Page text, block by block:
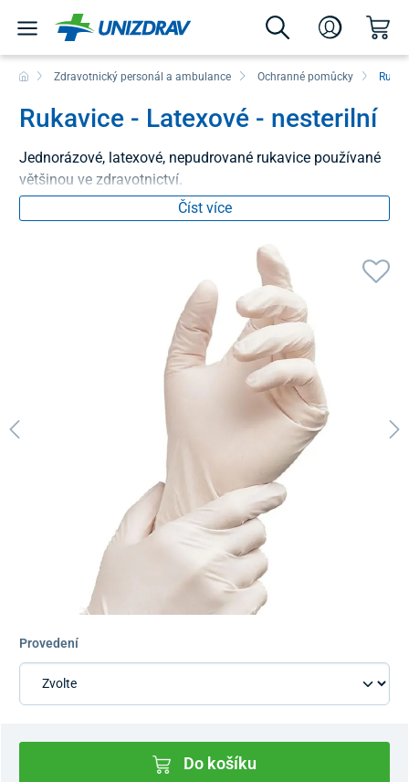
Zdravotnický personál a ambulance Ochranné pomůcky
Rukavice - Latexové - nesterilní
Jednorázové, latexové, nepudrované rukavice používané
většinou ve zdravotnictví.
Číst více
Provedení
Do košíku